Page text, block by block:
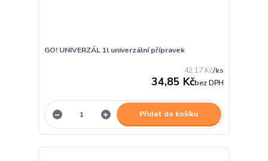
GO! UNIVERZÁL 1l univerzální přípravek
42,17 Kč/ks
34,85 Kčbez DPH
Přidat do košíku